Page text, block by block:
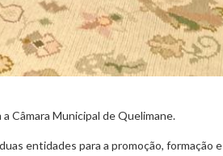
Câmara Municipal de Quelimane.
entidades para a promoção, formação e